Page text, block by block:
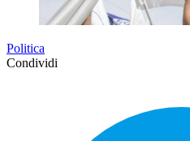
Politica
Condividi